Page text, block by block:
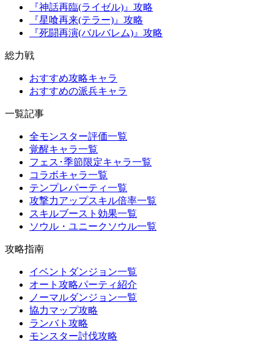
『神話再臨(ライゼル)』攻略
『星喰再来(テラー)』攻略
『死闘再演(バルバレム)』攻略
総力戦
おすすめ攻略キャラ
おすすめの派兵キャラ
一覧記事
全モンスター評価一覧
覚醒キャラ一覧
フェス･季節限定キャラ一覧
コラボキャラ一覧
テンプレパーティ一覧
攻撃力アップスキル倍率一覧
スキルブースト効果一覧
ソウル・ユニークソウル一覧
攻略指南
イベントダンジョン一覧
オート攻略パーティ紹介
ノーマルダンジョン一覧
協力マップ攻略
ランバト攻略
モンスター討伐攻略